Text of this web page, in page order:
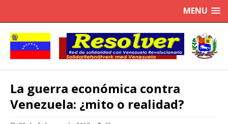
MENU
La guerra económica contra
Venezuela: ¿mito o realidad?